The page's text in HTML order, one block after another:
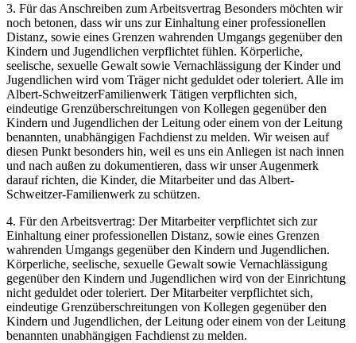
3. Für das Anschreiben zum Arbeitsvertrag Besonders möchten wir
noch betonen, dass wir uns zur Einhaltung einer professionellen
Distanz, sowie eines Grenzen wahrenden Umgangs gegenüber den
Kindern und Jugendlichen verpflichtet fühlen. Körperliche,
seelische, sexuelle Gewalt sowie Vernachlässigung der Kinder und
Jugendlichen wird vom Träger nicht geduldet oder toleriert. Alle im
Albert-SchweitzerFamilienwerk Tätigen verpflichten sich,
eindeutige Grenzüberschreitungen von Kollegen gegenüber den
Kindern und Jugendlichen der Leitung oder einem von der Leitung
benannten, unabhängigen Fachdienst zu melden. Wir weisen auf
diesen Punkt besonders hin, weil es uns ein Anliegen ist nach innen
und nach außen zu dokumentieren, dass wir unser Augenmerk
darauf richten, die Kinder, die Mitarbeiter und das Albert-
Schweitzer-Familienwerk zu schützen.
4. Für den Arbeitsvertrag: Der Mitarbeiter verpflichtet sich zur
Einhaltung einer professionellen Distanz, sowie eines Grenzen
wahrenden Umgangs gegenüber den Kindern und Jugendlichen.
Körperliche, seelische, sexuelle Gewalt sowie Vernachlässigung
gegenüber den Kindern und Jugendlichen wird von der Einrichtung
nicht geduldet oder toleriert. Der Mitarbeiter verpflichtet sich,
eindeutige Grenzüberschreitungen von Kollegen gegenüber den
Kindern und Jugendlichen, der Leitung oder einem von der Leitung
benannten unabhängigen Fachdienst zu melden.